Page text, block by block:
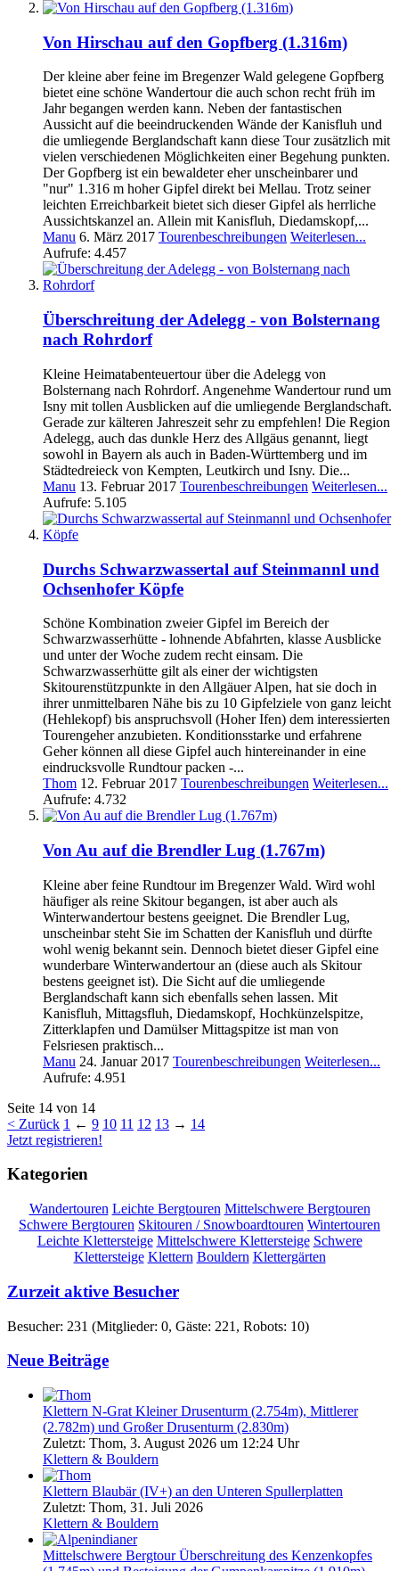
Von Hirschau auf den Gopfberg (1.316m)
Der kleine aber feine im Bregenzer Wald gelegene Gopfberg
bietet eine schöne Wandertour die auch schon recht früh im
Jahr begangen werden kann. Neben der fantastischen
Aussicht auf die beeindruckenden Wände der Kanisfluh und
die umliegende Berglandschaft kann diese Tour zusätzlich mit
vielen verschiedenen Möglichkeiten einer Begehung punkten.
Der Gopfberg ist ein bewaldeter eher unscheinbarer und
"nur" 1.316 m hoher Gipfel direkt bei Mellau. Trotz seiner
leichten Erreichbarkeit bietet sich dieser Gipfel als herrliche
Aussichtskanzel an. Allein mit Kanisfluh, Diedamskopf,...
Manu 6. März 2017 Tourenbeschreibungen Weiterlesen...
Aufrufe: 4.457
Überschreitung der Adelegg - von Bolsternang
nach Rohrdorf
Kleine Heimatabenteuertour über die Adelegg von
Bolsternang nach Rohrdorf. Angenehme Wandertour rund um
Isny mit tollen Ausblicken auf die umliegende Berglandschaft.
Gerade zur kälteren Jahreszeit sehr zu empfehlen! Die Region
Adelegg, auch das dunkle Herz des Allgäus genannt, liegt
sowohl in Bayern als auch in Baden-Württemberg und im
Städtedreieck von Kempten, Leutkirch und Isny. Die...
Manu 13. Februar 2017 Tourenbeschreibungen Weiterlesen...
Aufrufe: 5.105
Durchs Schwarzwassertal auf Steinmannl und
Ochsenhofer Köpfe
Schöne Kombination zweier Gipfel im Bereich der
Schwarzwasserhütte - lohnende Abfahrten, klasse Ausblicke
und unter der Woche zudem recht einsam. Die
Schwarzwasserhütte gilt als einer der wichtigsten
Skitourenstützpunkte in den Allgäuer Alpen, hat sie doch in
ihrer unmittelbaren Nähe bis zu 10 Gipfelziele von ganz leicht
(Hehlekopf) bis anspruchsvoll (Hoher Ifen) dem interessierten
Tourengeher anzubieten. Konditionsstarke und erfahrene
Geher können all diese Gipfel auch hintereinander in eine
eindrucksvolle Rundtour packen -...
Thom 12. Februar 2017 Tourenbeschreibungen Weiterlesen...
Aufrufe: 4.732
Von Au auf die Brendler Lug (1.767m)
Kleine aber feine Rundtour im Bregenzer Wald. Wird wohl
häufiger als reine Skitour begangen, ist aber auch als
Winterwandertour bestens geeignet. Die Brendler Lug,
unscheinbar steht Sie im Schatten der Kanisfluh und dürfte
wohl wenig bekannt sein. Dennoch bietet dieser Gipfel eine
wunderbare Winterwandertour an (diese auch als Skitour
bestens geeignet ist). Die Sicht auf die umliegende
Berglandschaft kann sich ebenfalls sehen lassen. Mit
Kanisfluh, Mittagsfluh, Diedamskopf, Hochkünzelspitze,
Zitterklapfen und Damülser Mittagspitze ist man von
Felsriesen praktisch...
Manu 24. Januar 2017 Tourenbeschreibungen Weiterlesen...
Aufrufe: 4.951
Seite 14 von 14
< Zurück 1 ← 9 10 11 12 13 → 14
Jetzt registrieren!
Kategorien
Wandertouren Leichte Bergtouren Mittelschwere Bergtouren
Schwere Bergtouren Skitouren / Snowboardtouren Wintertouren
Leichte Klettersteige Mittelschwere Klettersteige Schwere
Klettersteige Klettern Bouldern Klettergärten
Zurzeit aktive Besucher
Besucher: 231 (Mitglieder: 0, Gäste: 221, Robots: 10)
Neue Beiträge
Klettern N-Grat Kleiner Drusenturm (2.754m), Mittlerer
(2.782m) und Großer Drusenturm (2.830m)
Zuletzt: Thom, 3. August 2026 um 12:24 Uhr
Klettern & Bouldern
Klettern Blaubär (IV+) an den Unteren Spullerplatten
Zuletzt: Thom, 31. Juli 2026
Klettern & Bouldern
Mittelschwere BergtourÜberschreitung des Kenzenkopfes